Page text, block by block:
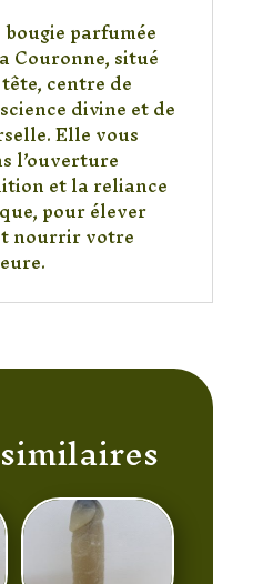
parfumée
Couronne, situé
centre de
divine et de
Elle vous
l’ouverture
et la reliance
pour élever
nourrir votre